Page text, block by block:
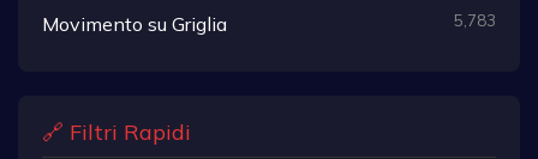
Movimento su Griglia 5,783
🔗 Filtri Rapidi